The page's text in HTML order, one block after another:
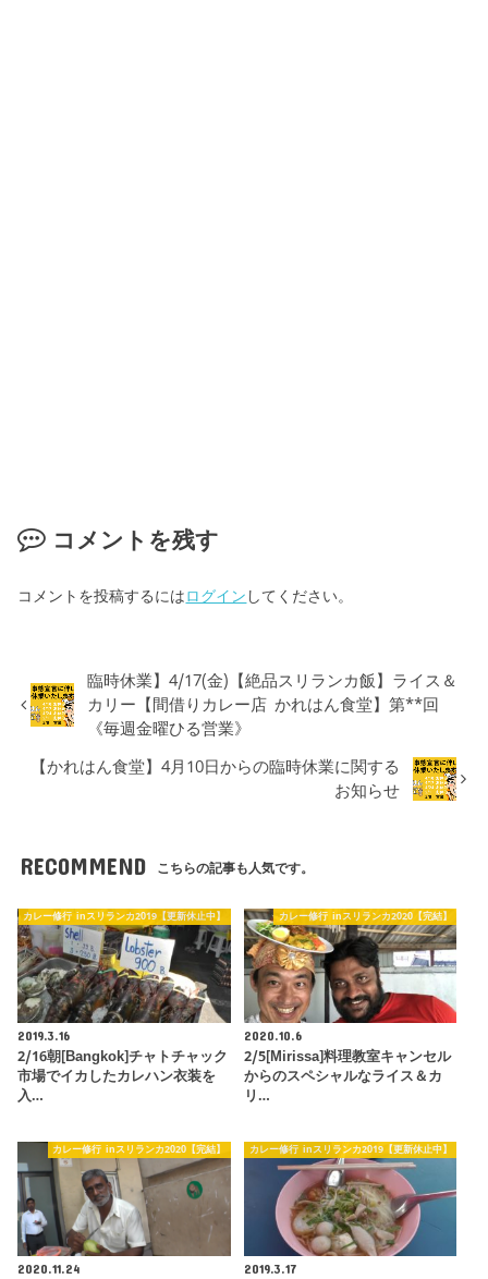
コメントを残す
コメントを投稿するにはログイン してください。
臨時休業】4/17(金)【絶品スリランカ飯】ライス＆
カリー【間借りカレー店 かれはん食堂】第**回
《毎週金曜ひる営業》
【かれはん食堂】4月10日からの臨時休業に関する
お知らせ
RECOMMEND こちらの記事も人気です。
カレー修行 inスリランカ2019【更新休止中】
2019.3.16
2/16朝[Bangkok]チャトチャック
市場でイカしたカレハン衣装を
入…
カレー修行 inスリランカ2020【完結】
2020.10.6
2/5[Mirissa]料理教室キャンセル
からのスペシャルなライス＆カ
リ…
カレー修行 inスリランカ2020【完結】
2020.11.24
カレー修行 inスリランカ2019【更新休止中】
2019.3.17